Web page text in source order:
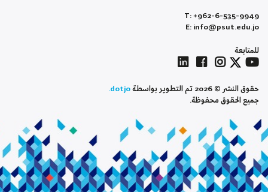
T: +962-6-535-9949
E: info@psut.edu.jo
للمتابعة
حقوق النشر © 2026 تم التطوير بواسطة
dotjo.
جميع الحقوق محفوظة.